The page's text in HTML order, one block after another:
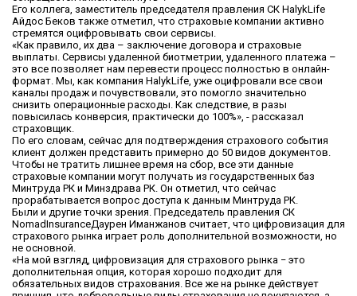
Его коллега, заместитель председателя правления СК HalykLife
Айдос Беков также отметил, что страховые компании активно
стремятся оцифровывать свои сервисы.
«Как правило, их два – заключение договора и страховые
выплаты. Сервисы удаленной биотметрии, удаленного платежа –
это все позволяет нам перевести процесс полностью в онлайн-
формат. Мы, как компания HalykLife, уже оцифровали все свои
каналы продаж и почувствовали, это помогло значительно
снизить операционные расходы. Как следствие, в разы
повысилась конверсия, практически до 100%», - рассказал
страховщик.
По его словам, сейчас для подтверждения страхового события
клиент должен представить примерно до 50 видов документов.
Чтобы не тратить лишнее время на сбор, все эти данные
страховые компании могут получать из государственных баз
Минтруда РК и Минздрава РК. Он отметил, что сейчас
прорабатывается вопрос доступа к данным Минтруда РК.
Были и другие точки зрения. Председатель правления СК
NomadInsuranceДаурен Иманжанов считает, что цифровизация для
страхового рынка играет роль дополнительной возможности, но
не основной.
«На мой взгляд, цифровизация для страхового рынка − это
дополнительная опция, которая хорошо подходит для
обязательных видов страхования. Все же на рынке действует